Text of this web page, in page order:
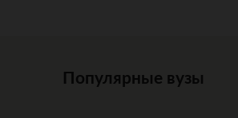
Популярные вузы